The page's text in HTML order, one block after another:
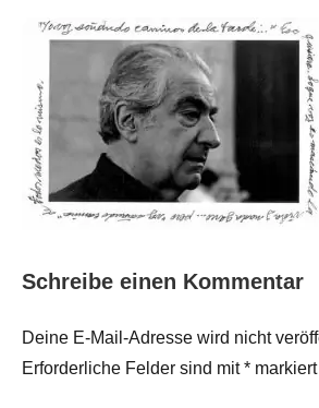
Schreibe einen Kommentar
Deine E-Mail-Adresse wird nicht
Erforderliche Felder sind mit* markiert